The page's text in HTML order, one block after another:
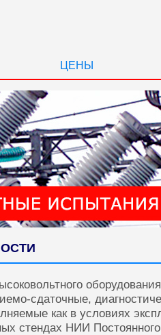
ЦЕНЫ
сдаточные,
как в условиях
стендах НИИ Постоянного